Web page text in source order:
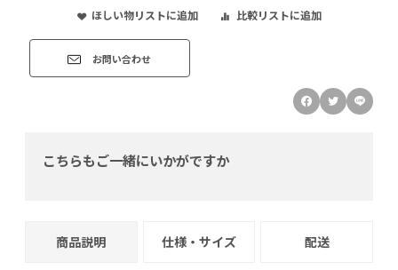
ほしい物リストに追加 比較リストに追加
お問い合わせ
こちらもご一緒にいかがですか
商品説明 仕様・サイズ 配送